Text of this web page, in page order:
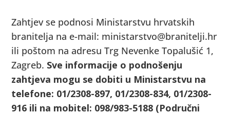
Zahtjev se podnosi Ministarstvu hrvatskih
branitelja na e-mail: ministarstvo@branitelji.hr
ili poštom na adresu Trg Nevenke Topalušić 1,
Zagreb. Sve informacije o podnošenju
zahtjeva mogu se dobiti u Ministarstvu na
telefone: 01/2308-897, 01/2308-834, 01/2308-
916 ili na mobitel: 098/983-5188 (Područni